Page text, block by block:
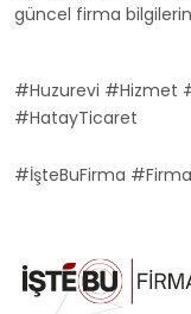
güncel firma
#Huzurevi #Hizmet
#HatayTicaret
#İşteBuFirma